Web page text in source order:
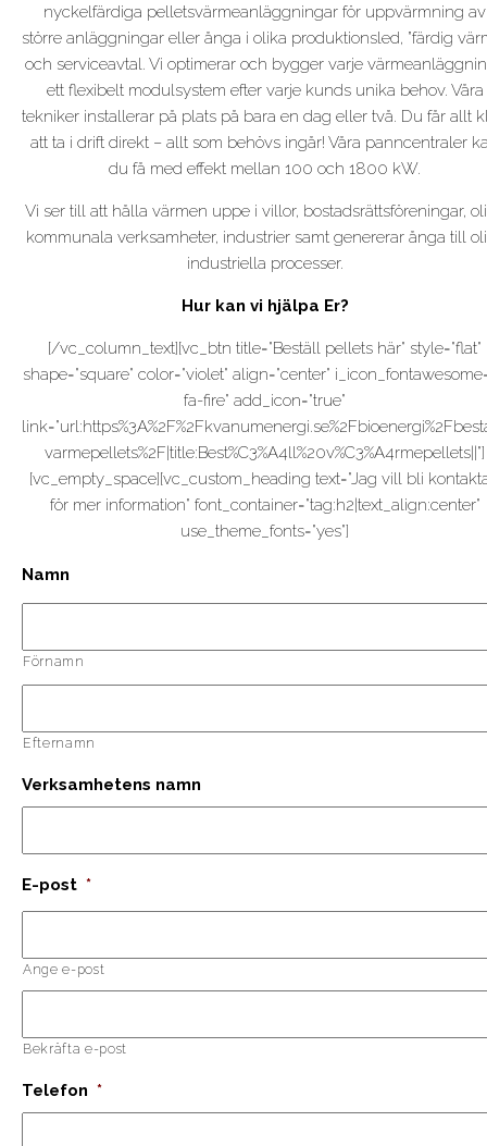
nyckelfärdiga pelletsvärmeanläggningar för uppvärmning av
större anläggningar eller ånga i olika produktionsled, ”färdig
och serviceavtal. Vi optimerar och bygger varje
ett flexibelt modulsystem efter varje kunds unika behov. Våra
tekniker installerar på plats på bara en dag eller två. Du får allt
att ta i drift direkt – allt som behövs ingår! Våra panncentraler
du få med effekt mellan 100 och 1800 kW.
Vi ser till att hålla värmen uppe i villor, bostadsrättsföreningar,
kommunala verksamheter, industrier samt genererar ånga till
industriella processer.
Hur kan vi hjälpa Er?
[/vc_column_text][vc_btn title="Beställ pellets här" style="flat"
shape="square" color="violet" align="center"
fa-fire" add_icon="true"
varmepellets%2F|title:Best%C3%A4ll%20v%C3%A4rmepellets||"]
[vc_empty_space][vc_custom_heading text="Jag vill bli
för mer information" font_container="tag:h2|text_align:center"
use_theme_fonts="yes"]
Namn
Förnamn
Efternamn
Verksamhetens namn
E-post *
Ange e-post
Bekräfta e-post
Telefon *